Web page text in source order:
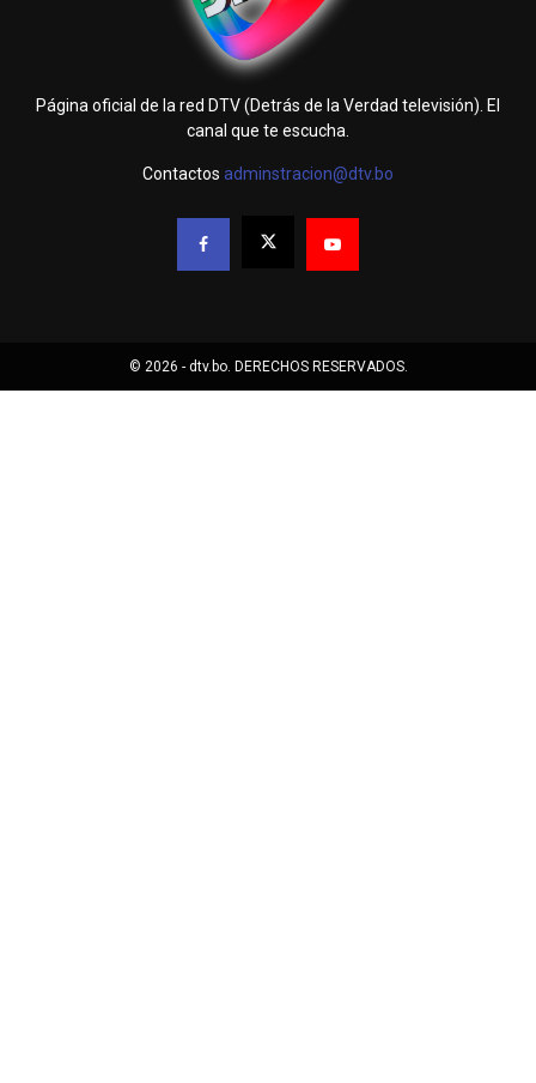
Página oficial de la red DTV (Detrás de la Verdad televisión). El
canal que te escucha.
Contactos adminstracion@dtv.bo
© 2026 - dtv.bo. DERECHOS RESERVADOS.